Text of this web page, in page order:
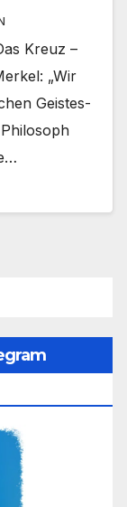
Kreuz –
„Wir
Geistes-